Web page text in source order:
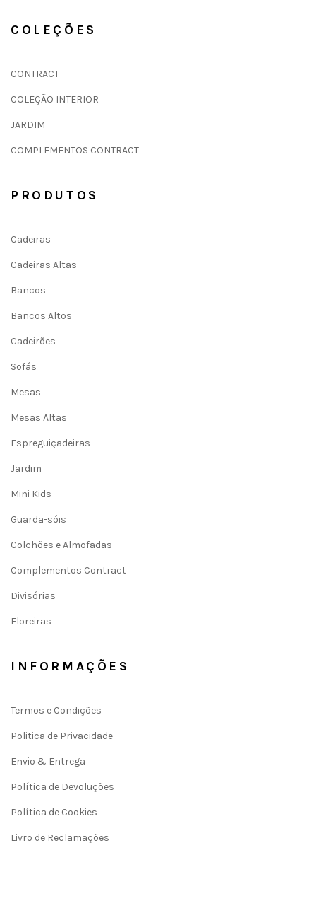
COLEÇÕES
CONTRACT
COLEÇÃO INTERIOR
JARDIM
COMPLEMENTOS CONTRACT
PRODUTOS
Cadeiras
Cadeiras Altas
Bancos
Bancos Altos
Cadeirões
Sofás
Mesas
Mesas Altas
Espreguiçadeiras
Jardim
Mini Kids
Guarda-sóis
Colchões e Almofadas
Complementos Contract
Divisórias
Floreiras
INFORMAÇÕES
Termos e Condições
Politica de Privacidade
Envio & Entrega
Política de Devoluções
Política de Cookies
Livro de Reclamações